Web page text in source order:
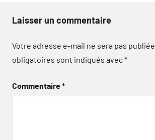
Laisser un commentaire
Votre adresse e-mail ne sera pas publiée.
obligatoires sont indiqués avec*
Commentaire*